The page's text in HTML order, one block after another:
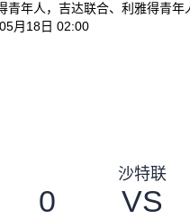
青年人，吉达联合、利雅得青
月18日 02:00
沙特联
0 VS